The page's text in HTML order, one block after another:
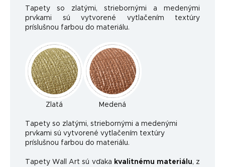
Tapety so zlatými, striebornými a medenými
prvkami sú vytvorené vytlačením textúry
príslušnou farbou do materiálu.
Zlatá Medená
Tapety so zlatými, striebornými a medenými
prvkami sú vytvorené vytlačením textúry
príslušnou farbou do materiálu.
Tapety Wall Art sú vďaka kvalitnému materiálu, z